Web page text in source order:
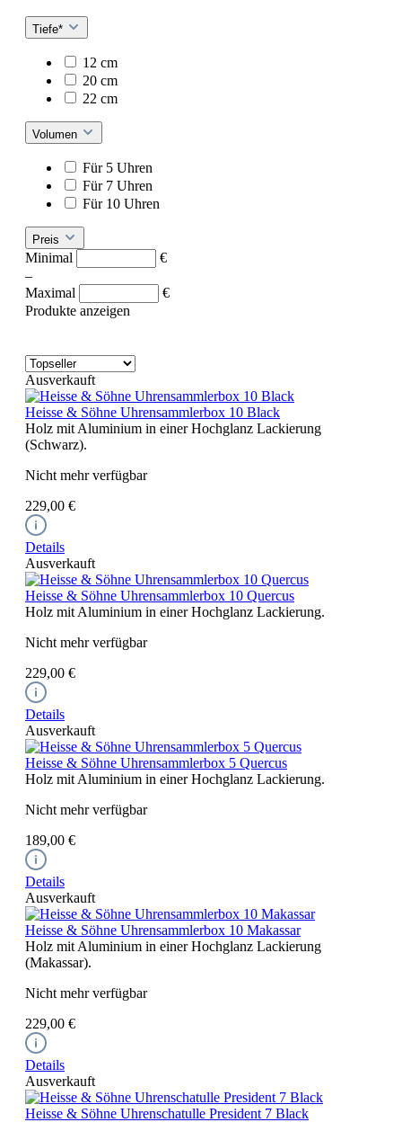
Tiefe*
12 cm
20 cm
22 cm
Volumen
Für 5 Uhren
Für 7 Uhren
Für 10 Uhren
Preis
Minimal
€
–
Maximal
€
Produkte anzeigen
Ausverkauft
Heisse & Söhne Uhrensammlerbox 10 Black
Holz mit Aluminium in einer Hochglanz Lackierung
(Schwarz).
Nicht mehr verfügbar
229,00 €
Details
Ausverkauft
Heisse & Söhne Uhrensammlerbox 10 Quercus
Holz mit Aluminium in einer Hochglanz Lackierung.
Nicht mehr verfügbar
229,00 €
Details
Ausverkauft
Heisse & Söhne Uhrensammlerbox 5 Quercus
Holz mit Aluminium in einer Hochglanz Lackierung.
Nicht mehr verfügbar
189,00 €
Details
Ausverkauft
Heisse & Söhne Uhrensammlerbox 10 Makassar
Holz mit Aluminium in einer Hochglanz Lackierung
(Makassar).
Nicht mehr verfügbar
229,00 €
Details
Ausverkauft
Heisse & Söhne Uhrenschatulle President 7 Black